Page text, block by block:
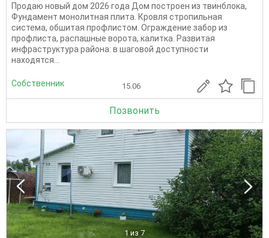
Продаю новый дом 2026 года Дом построен из твинблока,
Фундамент монолитная плита. Кровля стропильная
система, обшитая профлистом. Ограждение забор из
профлиста, распашные ворота, калитка. Развитая
инфраструктура района: в шаговой доступности
находятся...
Собственник 15.06
Позвонить
1 из 7